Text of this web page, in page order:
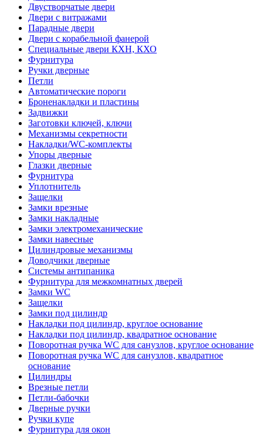
Двустворчатые двери
Двери с витражами
Парадные двери
Двери с корабельной фанерой
Специальные двери КХН, КХО
Фурнитура
Ручки дверные
Петли
Автоматические пороги
Броненакладки и пластины
Задвижки
Заготовки ключей, ключи
Механизмы секретности
Накладки/WC-комплекты
Упоры дверные
Глазки дверные
Фурнитура
Уплотнитель
Защелки
Замки врезные
Замки накладные
Замки электромеханические
Замки навесные
Цилиндровые механизмы
Доводчики дверные
Системы антипаника
Фурнитура для межкомнатных дверей
Замки WC
Защелки
Замки под цилиндр
Накладки под цилиндр, круглое основание
Накладки под цилиндр, квадратное основание
Поворотная ручка WC для санузлов, круглое основание
Поворотная ручка WC для санузлов, квадратное
основание
Цилиндры
Врезные петли
Петли-бабочки
Дверные ручки
Ручки купе
Фурнитура для окон